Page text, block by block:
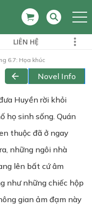
LIÊN HỆ
6.7: Họa khúc
Novel Info
Huyền rời khỏi
họ sinh sống. Quán
thuộc đã ở ngay
những ngôi nhà
lên bất cứ âm
như những chiếc hộp
gian ảm đạm này